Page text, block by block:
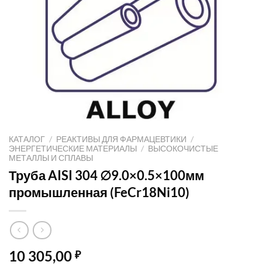
КАТАЛОГ / РЕАКТИВЫ ДЛЯ ФАРМАЦЕВТИКИ /
ЭНЕРГЕТИЧЕСКИЕ МАТЕРИАЛЫ / ВЫСОКОЧИСТЫЕ
МЕТАЛЛЫ И СПЛАВЫ
Труба AISI 304 ∅9.0×0.5×100мм
промышленная (FeCr18Ni10)
10 305,00 ₽